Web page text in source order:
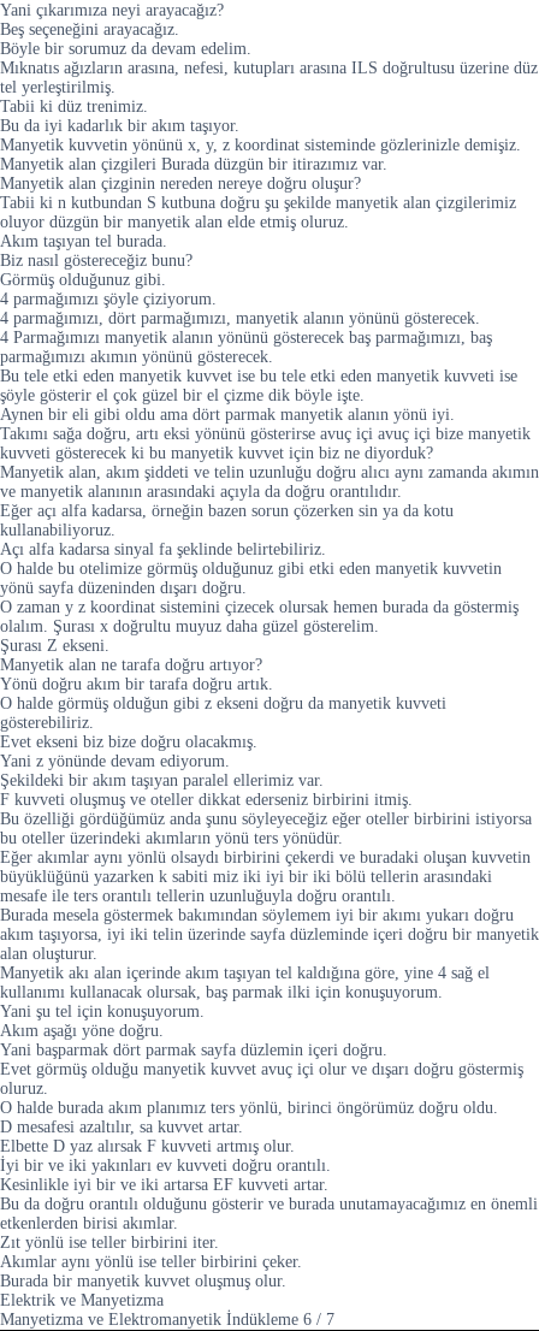
Yani çıkarımıza neyi arayacağız?
Beş seçeneğini arayacağız.
Böyle bir sorumuz da devam edelim.
Mıknatıs ağızların arasına, nefesi, kutupları arasına ILS doğrultusu üzerine düz
tel yerleştirilmiş.
Tabii ki düz trenimiz.
Bu da iyi kadarlık bir akım taşıyor.
Manyetik kuvvetin yönünü x, y, z koordinat sisteminde gözlerinizle demişiz.
Manyetik alan çizgileri Burada düzgün bir itirazımız var.
Manyetik alan çizginin nereden nereye doğru oluşur?
Tabii ki n kutbundan S kutbuna doğru şu şekilde manyetik alan çizgilerimiz
oluyor düzgün bir manyetik alan elde etmiş oluruz.
Akım taşıyan tel burada.
Biz nasıl göstereceğiz bunu?
Görmüş olduğunuz gibi.
4 parmağımızı şöyle çiziyorum.
4 parmağımızı, dört parmağımızı, manyetik alanın yönünü gösterecek.
4 Parmağımızı manyetik alanın yönünü gösterecek baş parmağımızı, baş
parmağımızı akımın yönünü gösterecek.
Bu tele etki eden manyetik kuvvet ise bu tele etki eden manyetik kuvveti ise
şöyle gösterir el çok güzel bir el çizme dik böyle işte.
Aynen bir eli gibi oldu ama dört parmak manyetik alanın yönü iyi.
Takımı sağa doğru, artı eksi yönünü gösterirse avuç içi avuç içi bize manyetik
kuvveti gösterecek ki bu manyetik kuvvet için biz ne diyorduk?
Manyetik alan, akım şiddeti ve telin uzunluğu doğru alıcı aynı zamanda akımın
ve manyetik alanının arasındaki açıyla da doğru orantılıdır.
Eğer açı alfa kadarsa, örneğin bazen sorun çözerken sin ya da kotu
kullanabiliyoruz.
Açı alfa kadarsa sinyal fa şeklinde belirtebiliriz.
O halde bu otelimize görmüş olduğunuz gibi etki eden manyetik kuvvetin
yönü sayfa düzeninden dışarı doğru.
O zaman y z koordinat sistemini çizecek olursak hemen burada da göstermiş
olalım. Şurası x doğrultu muyuz daha güzel gösterelim.
Şurası Z ekseni.
Manyetik alan ne tarafa doğru artıyor?
Yönü doğru akım bir tarafa doğru artık.
O halde görmüş olduğun gibi z ekseni doğru da manyetik kuvveti
gösterebiliriz.
Evet ekseni biz bize doğru olacakmış.
Yani z yönünde devam ediyorum.
Şekildeki bir akım taşıyan paralel ellerimiz var.
F kuvveti oluşmuş ve oteller dikkat ederseniz birbirini itmiş.
Bu özelliği gördüğümüz anda şunu söyleyeceğiz eğer oteller birbirini istiyorsa
bu oteller üzerindeki akımların yönü ters yönüdür.
Eğer akımlar aynı yönlü olsaydı birbirini çekerdi ve buradaki oluşan kuvvetin
büyüklüğünü yazarken k sabiti miz iki iyi bir iki bölü tellerin arasındaki
mesafe ile ters orantılı tellerin uzunluğuyla doğru orantılı.
Burada mesela göstermek bakımından söylemem iyi bir akımı yukarı doğru
akım taşıyorsa, iyi iki telin üzerinde sayfa düzleminde içeri doğru bir manyetik
alan oluşturur.
Manyetik akı alan içerinde akım taşıyan tel kaldığına göre, yine 4 sağ el
kullanımı kullanacak olursak, baş parmak ilki için konuşuyorum.
Yani şu tel için konuşuyorum.
Akım aşağı yöne doğru.
Yani başparmak dört parmak sayfa düzlemin içeri doğru.
Evet görmüş olduğu manyetik kuvvet avuç içi olur ve dışarı doğru göstermiş
oluruz.
O halde burada akım planımız ters yönlü, birinci öngörümüz doğru oldu.
D mesafesi azaltılır, sa kuvvet artar.
Elbette D yaz alırsak F kuvveti artmış olur.
İyi bir ve iki yakınları ev kuvveti doğru orantılı.
Kesinlikle iyi bir ve iki artarsa EF kuvveti artar.
Bu da doğru orantılı olduğunu gösterir ve burada unutamayacağımız en önemli
etkenlerden birisi akımlar.
Zıt yönlü ise teller birbirini iter.
Akımlar aynı yönlü ise teller birbirini çeker.
Burada bir manyetik kuvvet oluşmuş olur.
Elektrik ve Manyetizma
Manyetizma ve Elektromanyetik İndükleme 6 / 7